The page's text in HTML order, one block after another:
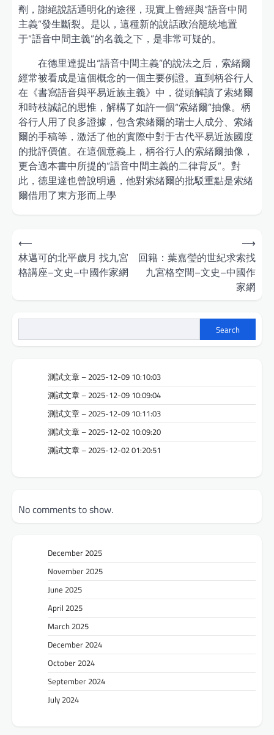
劑，謝絕說話通明化的途徑，現實上曾經與“語音中間
主義”發生斷裂。是以，這種新的說話政治籠統地置
于“語音中間主義”的名義之下，是非常可疑的。
在德里達提出“語音中間主義”的說法之后，索緒爾
經常被看成是這個概念的一個主要例證。直到柄谷行人
在《書寫語音與平易近族主義》中，從頭解讀了索緒爾
和時枝誠記的思惟，解構了如許一個“索緒爾”抽像。柄
谷行人用了良多證據，包含索緒爾的瑞士人成分、索緒
爾的手稿等，激活了他的實際中對于古代平易近族國度
的批評價值。在這個意義上，柄谷行人的索緒爾抽像，
更合適本書中所提的“語音中間主義的二律背反”。對
此，德里達也曾說明過，他對索緒爾的批駁重點是索緒
爾借用了東方形而上學
Post
navigation
⟵
林邁可的北平歲月 找九宮
格講座–文史–中國作家網
回籍：葉嘉瑩的世紀求索找
九宮格空間–文史–中國作
家網
⟶
Search
測試文章 – 2025-12-09 10:10:03
測試文章 – 2025-12-09 10:09:04
測試文章 – 2025-12-09 10:11:03
測試文章 – 2025-12-02 10:09:20
測試文章 – 2025-12-02 01:20:51
No comments to show.
December 2025
November 2025
June 2025
April 2025
March 2025
December 2024
October 2024
September 2024
July 2024